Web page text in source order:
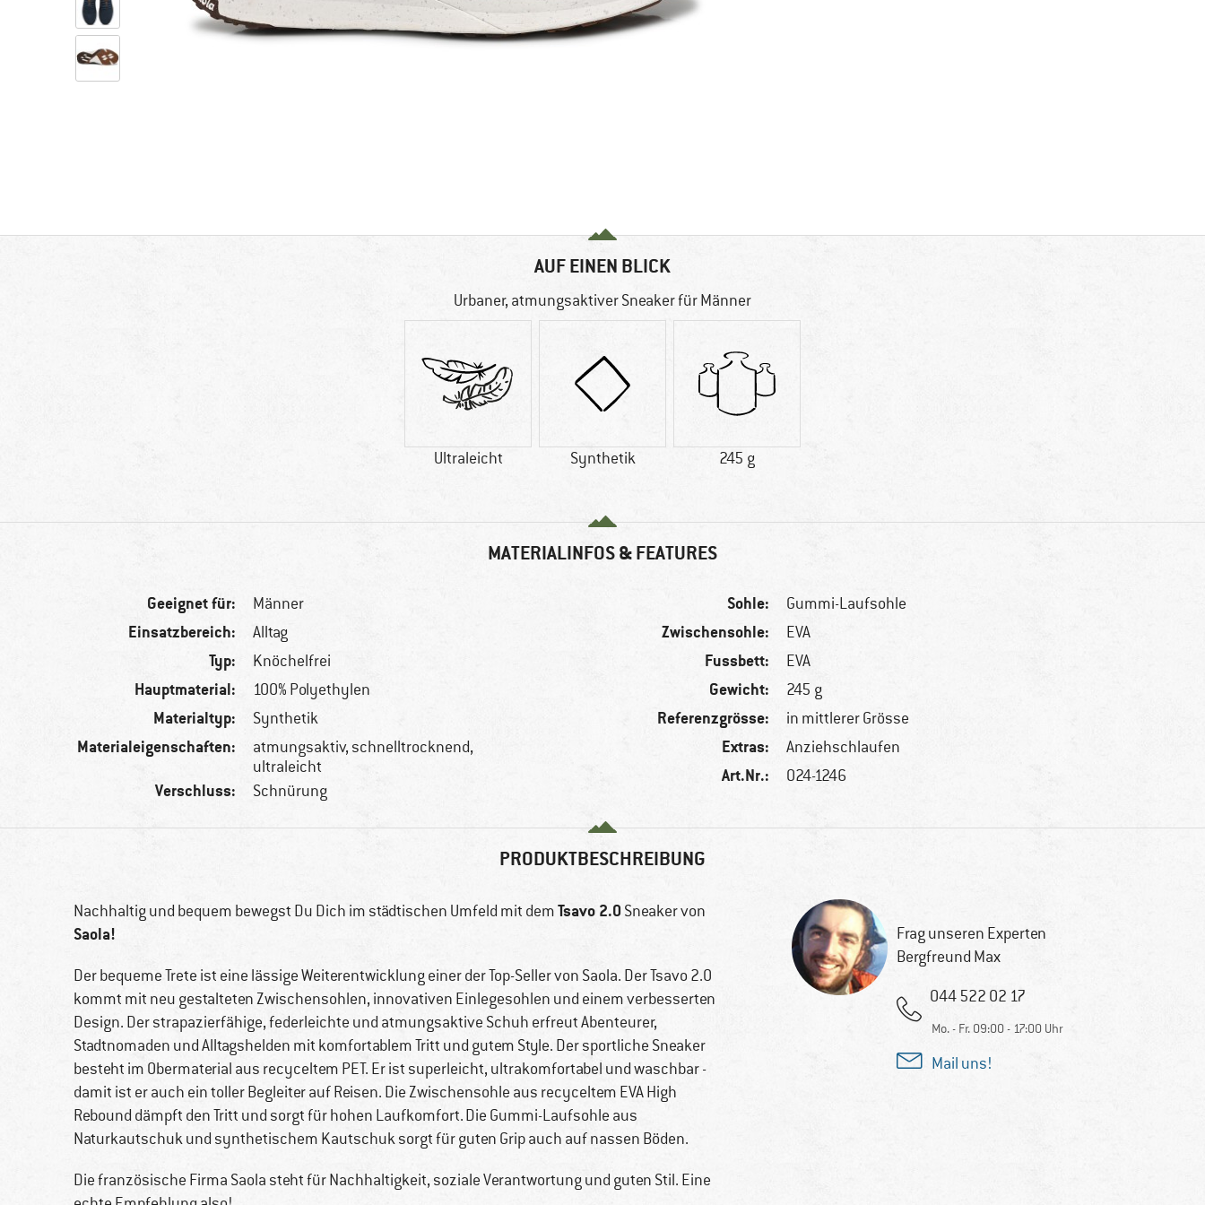
AUF EINEN BLICK
Urbaner, atmungsaktiver Sneaker für Männer
Ultraleicht Synthetik 245 g
MATERIALINFOS & FEATURES
Geeignet für: Männer
Einsatzbereich: Alltag
Typ: Knöchelfrei
Hauptmaterial: 100% Polyethylen
Materialtyp: Synthetik
Materialeigenschaften:
atmungsaktiv, schnelltrocknend,
ultraleicht
Verschluss: Schnürung
Sohle: Gummi-Laufsohle
Zwischensohle: EVA
Fussbett: EVA
Gewicht: 245 g
Referenzgrösse: in mittlerer Grösse
Extras: Anziehschlaufen
Art.Nr.: 024-1246
PRODUKTBESCHREIBUNG
Nachhaltig und bequem bewegst Du Dich im städtischen Umfeld mit demTsavo 2.0 Sneaker von
Saola!
Der bequeme Trete ist eine lässige Weiterentwicklung einer der Top-Seller von Saola. Der Tsavo 2.0
kommt mit neu gestalteten Zwischensohlen, innovativen Einlegesohlen und einem verbesserten
Design. Der strapazierfähige, federleichte und atmungsaktive Schuh erfreut Abenteurer,
Stadtnomaden und Alltagshelden mit komfortablem Tritt und gutem Style. Der sportliche Sneaker
besteht im Obermaterial aus recyceltem PET. Er ist superleicht, ultrakomfortabel und waschbar -
damit ist er auch ein toller Begleiter auf Reisen. Die Zwischensohle aus recyceltem EVA High
Rebound dämpft den Tritt und sorgt für hohen Laufkomfort. Die Gummi-Laufsohle aus
Naturkautschuk und synthetischem Kautschuk sorgt für guten Grip auch auf nassen Böden.
Die französische Firma Saola steht für Nachhaltigkeit, soziale Verantwortung und guten Stil. Eine
Frag unseren Experten
Bergfreund Max
044 522 02 17
Mo. - Fr. 09:00 - 17:00 Uhr
Mail uns!